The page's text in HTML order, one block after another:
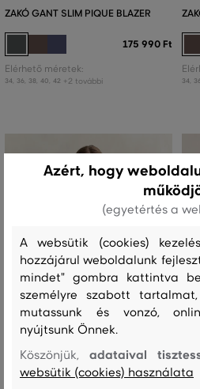
ZAKÓ GANT SLIM PIQUE BLAZER
175 990 Ft
Elérhető méretek:
34 36 38 40 42 +2 további 34 36
ÚJDONSÁG
Azért, hogy
(egyetértés a
A websütik (cookies)
hozzájárul weboldalunk
mindet" gombra kattintva
személyre szabott
mutassunk és vonzó,
nyújtsunk Önnek.
Köszönjük,adataival
websütik (cookies) használata